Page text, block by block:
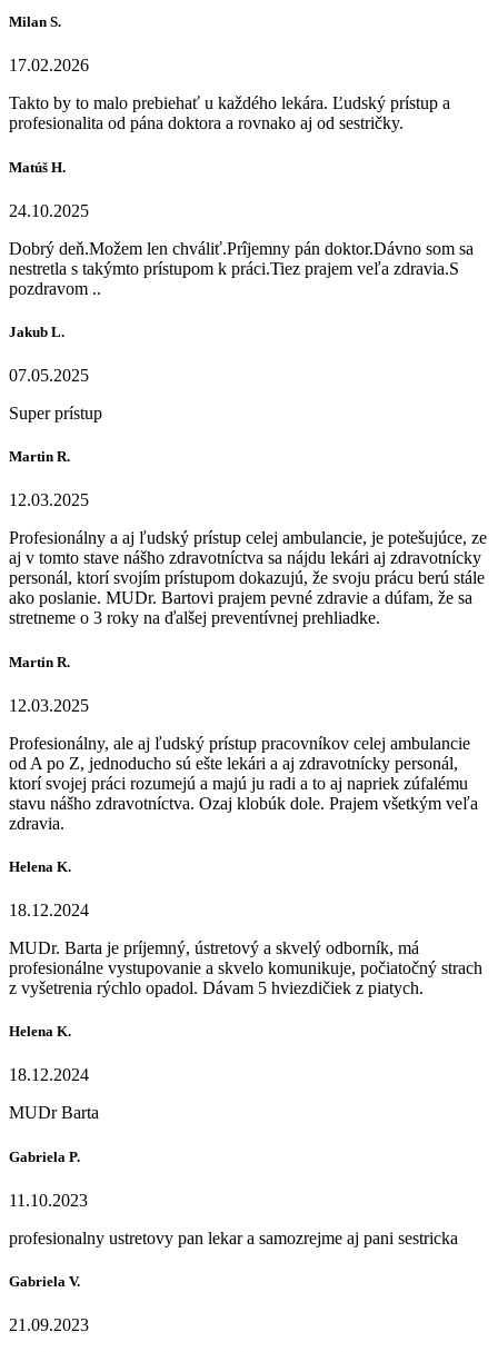
Milan S.
17.02.2026
Takto by to malo prebiehať u každého lekára. Ľudský prístup a
profesionalita od pána doktora a rovnako aj od sestričky.
Matúš H.
24.10.2025
Dobrý deň.Možem len chváliť.Prîjemny pán doktor.Dávno som sa
nestretla s takýmto prístupom k práci.Tiez prajem veľa zdravia.S
pozdravom ..
Jakub L.
07.05.2025
Super prístup
Martin R.
12.03.2025
Profesionálny a aj ľudský prístup celej ambulancie, je potešujúce, ze
aj v tomto stave nášho zdravotníctva sa nájdu lekári aj zdravotnícky
personál, ktorí svojím prístupom dokazujú, že svoju prácu berú stále
ako poslanie. MUDr. Bartovi prajem pevné zdravie a dúfam, že sa
stretneme o 3 roky na ďalšej preventívnej prehliadke.
Martin R.
12.03.2025
Profesionálny, ale aj ľudský prístup pracovníkov celej ambulancie
od A po Z, jednoducho sú ešte lekári a aj zdravotnícky personál,
ktorí svojej práci rozumejú a majú ju radi a to aj napriek zúfalému
stavu nášho zdravotníctva. Ozaj klobúk dole. Prajem všetkým veľa
zdravia.
Helena K.
18.12.2024
MUDr. Barta je príjemný, ústretový a skvelý odborník, má
profesionálne vystupovanie a skvelo komunikuje, počiatočný strach
z vyšetrenia rýchlo opadol. Dávam 5 hviezdičiek z piatych.
Helena K.
18.12.2024
MUDr Barta
Gabriela P.
11.10.2023
profesionalny ustretovy pan lekar a samozrejme aj pani sestricka
Gabriela V.
21.09.2023